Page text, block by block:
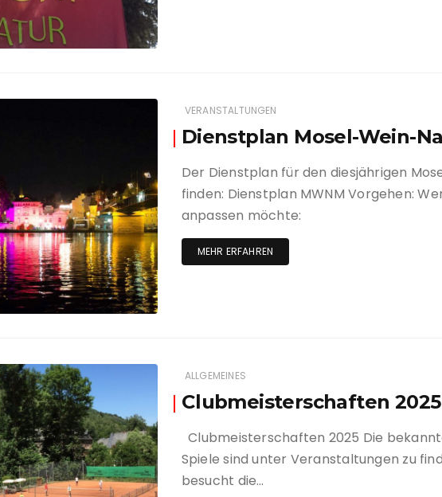
VERANSTALTUNGEN
Dienstplan Mosel-Wein-
Der Dienstplan für den diesjährigen
finden: Dienstplan MWNM Vorgehen:
anpassen möchte:
MEHR ERFAHREN
ALLGEMEINES
Clubmeisterschaften 2025
Clubmeisterschaften 2025 Die
Spiele sind unter Veranstaltungen zu
besucht die…